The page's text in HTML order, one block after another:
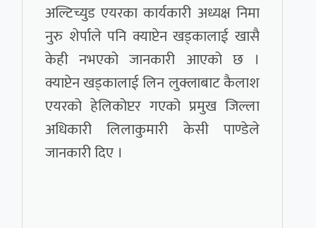
अल्टिच्युड एयरका कार्यकारी अध्यक्ष निमा
नुरु शेर्पाले पनि क्याप्टेन खड्कालाई खासै
केही नभएको जानकारी आएको छ ।
क्याप्टेन खड्कालाई लिन लुक्लाबाट कैलाश
एयरको हेलिकोप्टर गएको प्रमुख जिल्ला
अधिकारी लिलाकुमारी केसी पाण्डेले
जानकारी दिए ।